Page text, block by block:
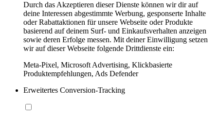
Durch das Akzeptieren dieser Dienste können wir dir auf
deine Interessen abgestimmte Werbung, gesponserte Inhalte
oder Rabattaktionen für unsere Webseite oder Produkte
basierend auf deinem Surf- und Einkaufsverhalten anzeigen
sowie deren Erfolge messen. Mit deiner Einwilligung setzen
wir auf dieser Webseite folgende Drittdienste ein:
Meta-Pixel, Microsoft Advertising, Klickbasierte
Produktempfehlungen, Ads Defender
Erweitertes Conversion-Tracking